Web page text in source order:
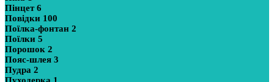
Пінцет6
Повідки 100
Поїлка-фонтан 2
Поїлки 5
Порошок 2
Пояс-шлея 3
Пудра 2